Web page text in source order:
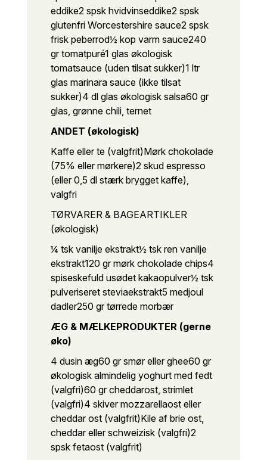
eddike2 spsk hvidvinseddike2 spsk
glutenfri Worcestershire sauce2 spsk
frisk peberrod½ kop varm sauce240
gr tomatpuré1 glas økologisk
tomatsauce (uden tilsat sukker)1 ltr
glas marinara sauce (ikke tilsat
sukker)4 dl glas økologisk salsa60 gr
glas, grønne chili, ternet
ANDET (økologisk)
Kaffe eller te (valgfrit)Mørk chokolade
(75% eller mørkere)2 skud espresso
(eller 0,5 dl stærk brygget kaffe),
valgfri
TØRVARER & BAGEARTIKLER
(økologisk)
¼ tsk vanilje ekstrakt½ tsk ren vanilje
ekstrakt120 gr mørk chokolade chips4
spiseskefuld usødet kakaopulver½ tsk
pulveriseret steviaekstrakt5 medjoul
dadler250 gr tørrede morbær
ÆG & MÆLKEPRODUKTER (gerne
øko)
4 dusin æg60 gr smør eller ghee60 gr
økologisk almindelig yoghurt med fedt
(valgfri)60 gr cheddarost, strimlet
(valgfri)4 skiver mozzarellaost eller
cheddar ost (valgfrit)Kile af brie ost,
cheddar eller schweizisk (valgfri)2
spsk fetaost (valgfrit)